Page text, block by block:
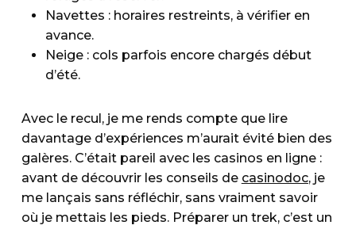
Navettes : horaires restreints, à vérifier en
avance.
Neige : cols parfois encore chargés début
d’été.
Avec le recul, je me rends compte que lire
davantage d’expériences m’aurait évité bien des
galères. C’était pareil avec les casinos en ligne :
avant de découvrir les conseils de casinodoc, je
me lançais sans réfléchir, sans vraiment savoir
où je mettais les pieds. Préparer un trek, c’est un